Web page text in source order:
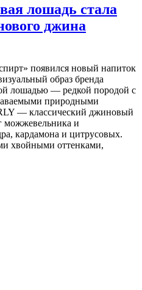
лошадь стала
джина
появился новый напиток
образ бренда
лошадью — редкой породой с
природными
— классический джиновый
можжевельника и
кардамона и цитрусовых.
хвойными оттенками,